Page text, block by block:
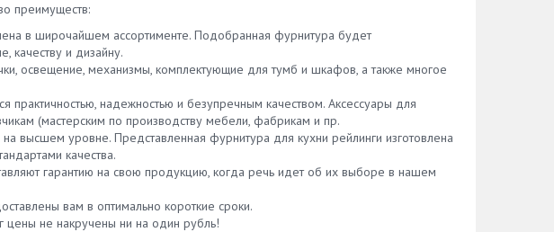
преимуществ:
в широчайшем ассортименте. Подобранная фурнитура будет
качеству и дизайну.
освещение, механизмы, комплектующие для тумб и шкафов, а также многое
практичностью, надежностью и безупречным качеством. Аксессуары для
(мастерским по производству мебели, фабрикам и пр.
высшем уровне. Представленная фурнитура для кухни рейлинги изготовлена
качества.
гарантию на свою продукцию, когда речь идет об их выборе в нашем
вам в оптимально короткие сроки.
цены не накручены ни на один рубль!